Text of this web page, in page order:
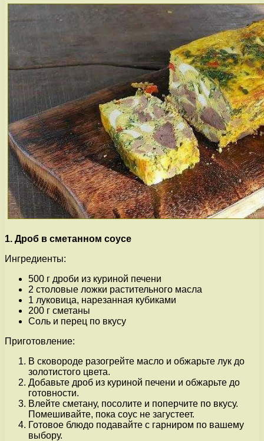
1. Дроб в сметанном соусе
Ингредиенты:
500 г дроби из куриной печени
2 столовые ложки растительного масла
1 луковица, нарезанная кубиками
200 г сметаны
Соль и перец по вкусу
Приготовление:
В сковороде разогрейте масло и обжарьте лук до
золотистого цвета.
Добавьте дроб из куриной печени и обжарьте до
готовности.
Влейте сметану, посолите и поперчите по вкусу.
Помешивайте, пока соус не загустеет.
Готовое блюдо подавайте с гарниром по вашему
выбору.